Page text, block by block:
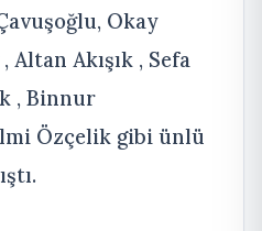
Okay
Altan Akışık , Sefa
, Binnur
Özçelik gibi ünlü